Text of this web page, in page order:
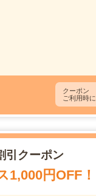
クーポン
ご利用時に
引クーポン
1,000円OFF！